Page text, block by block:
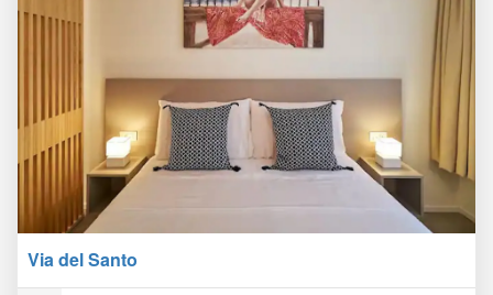
Via del Santo